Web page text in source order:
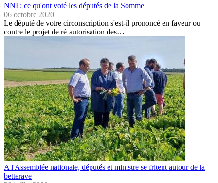
NNI : ce qu'ont voté les députés de la Somme
06 octobre 2020
Le député de votre circonscription s'est-il prononcé en faveur ou
contre le projet de ré-autorisation des…
A l'Assemblée nationale, députés et ministre se fritent autour de la
betterave